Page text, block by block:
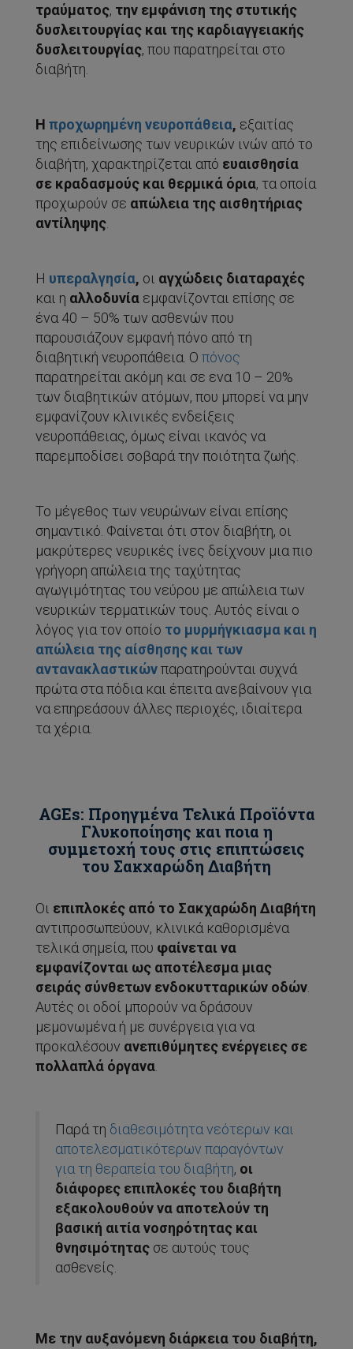
τραύματος, την εμφάνιση της στυτικής
δυσλειτουργίας και της καρδιαγγειακής
δυσλειτουργίας, που παρατηρείται στο
διαβήτη.
Η προχωρημένη νευροπάθεια, εξαιτίας
της επιδείνωσης των νευρικών ινών από το
διαβήτη, χαρακτηρίζεται από ευαισθησία
σε κραδασμούς και θερμικά όρια, τα οποία
προχωρούν σε απώλεια της αισθητήριας
αντίληψης
Η υπεραλγησία, οι αγχώδεις διαταραχές
και η αλλοδυνία εμφανίζονται επίσης σε
ένα 40 – 50% των ασθενών που
παρουσιάζουν εμφανή πόνο από τη
διαβητική νευροπάθεια. Ο πόνος
παρατηρείται ακόμη και σε ενα 10 – 20%
των διαβητικών ατόμων, που μπορεί να μην
εμφανίζουν κλινικές ενδείξεις
νευροπάθειας, όμως είναι ικανός να
παρεμποδίσει σοβαρά την ποιότητα ζωής.
Το μέγεθος των νευρώνων είναι επίσης
σημαντικό. Φαίνεται ότι στον διαβήτη, οι
μακρύτερες νευρικές ίνες δείχνουν μια πιο
γρήγορη απώλεια της ταχύτητας
αγωγιμότητας του νεύρου με απώλεια των
νευρικών τερματικών τους. Αυτός είναι ο
λόγος για τον οποίο το μυρμήγκιασμα και η
απώλεια της αίσθησης και των
αντανακλαστικώνπαρατηρούνται συχνά
πρώτα στα πόδια και έπειτα ανεβαίνουν για
να επηρεάσουν άλλες περιοχές, ιδιαίτερα
τα χέρια.
AGEs: Προηγμένα Τελικά Προϊόντα
Γλυκοποίησης και ποια η
συμμετοχή τους στις επιπτώσεις
του Σακχαρώδη Διαβήτη
Οι επιπλοκές από το Σακχαρώδη Διαβήτη
αντιπροσωπεύουν, κλινικά καθορισμένα
τελικά σημεία, που φαίνεται να
εμφανίζονται ως αποτέλεσμα μιας
σειράς σύνθετων ενδοκυτταρικών οδών
Αυτές οι οδοί μπορούν να δράσουν
μεμονωμένα ή με συνέργεια για να
προκαλέσουν ανεπιθύμητες ενέργειες σε
πολλαπλά όργανα
Παρά τη διαθεσιμότητα νεότερων και
αποτελεσματικότερων παραγόντων
για τη θεραπεία του διαβήτη, οι
διάφορες επιπλοκές του διαβήτη
εξακολουθούν να αποτελούν τη
βασική αιτία νοσηρότητας και
θνησιμότητας σε αυτούς τους
ασθενείς.
Με την αυξανόμενη διάρκεια του διαβήτη,